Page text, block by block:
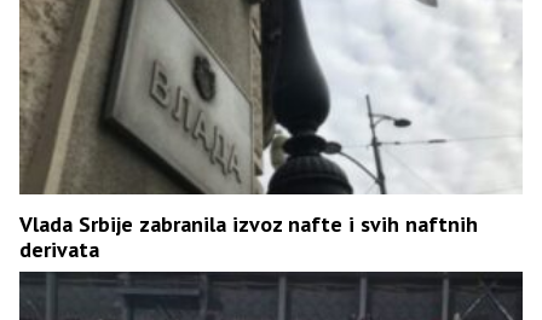
Vlada Srbije zabranila izvoz nafte i svih naftnih
derivata